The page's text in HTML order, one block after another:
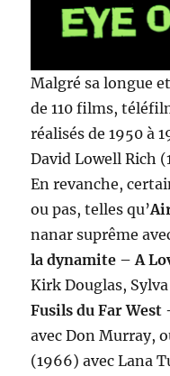
Malgré sa longue
de 110 films,
réalisés de 1950 à
David Lowell Rich
En revanche,
ou pas, telles qu’
nanar suprême
la dynamite – A
Kirk Douglas,
Fusils du Far
avec Don Murray,
(1966) avec Lana